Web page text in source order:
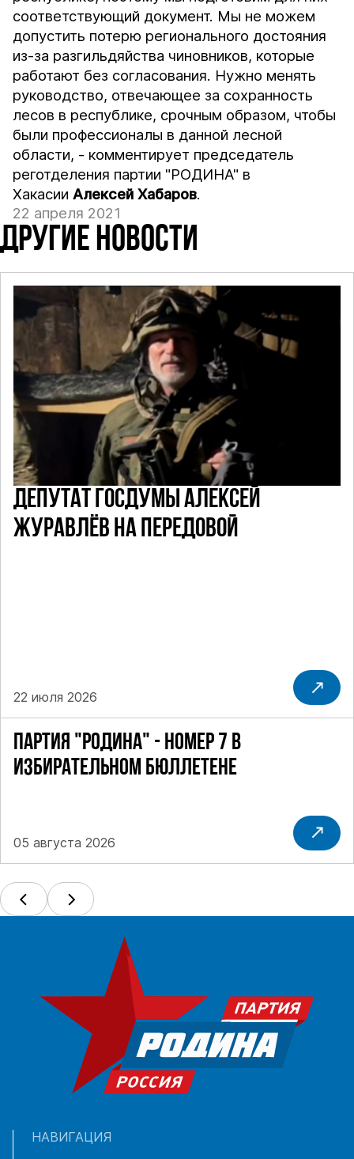
соответствующий документ. Мы не можем
допустить потерю регионального достояния
из-за разгильдяйства чиновников, которые
работают без согласования. Нужно менять
руководство, отвечающее за сохранность
лесов в республике, срочным образом, чтобы
были профессионалы в данной лесной
области, - комментирует председатель
реготделения партии "РОДИНА" в
ХакасииАлексей Хабаров.
22 апреля 2021
ДРУГИЕ НОВОСТИ
ПАРТИЯ "РОДИНА" - НОМЕР 7 В
ИЗБИРАТЕЛЬНОМ БЮЛЛЕТЕНЕ
05 августа 2026
ДЕПУТАТ ГОСДУМЫ АЛЕКСЕЙ
ЖУРАВЛЁВ НА ПЕРЕДОВОЙ
22 июля 2026
НАВИГАЦИЯ